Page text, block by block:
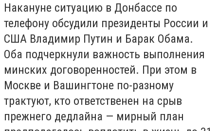
Накануне ситуацию в Донбассе по
телефону обсудили президенты России и
США Владимир Путин и Барак Обама.
Оба подчеркнули важность выполнения
минских договоренностей. При этом в
Москве и Вашингтоне по-разному
трактуют, кто ответственен на срыв
прежнего дедлайна — мирный план